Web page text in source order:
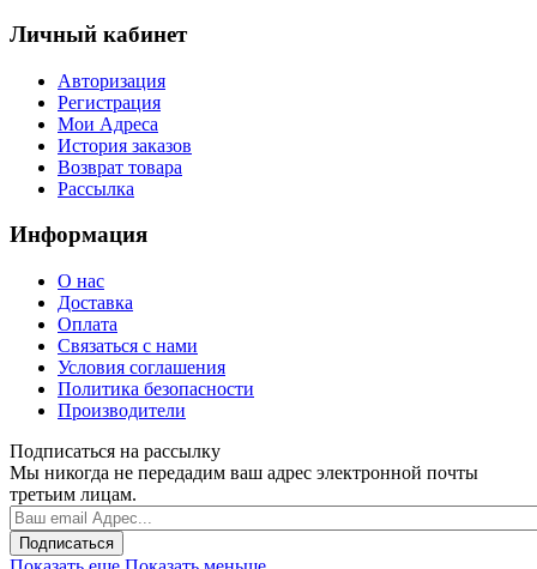
Личный кабинет
Авторизация
Регистрация
Мои Адреса
История заказов
Возврат товара
Рассылка
Информация
О нас
Доставка
Оплата
Связаться с нами
Условия соглашения
Политика безопасности
Производители
Подписаться на рассылку
Мы никогда не передадим ваш адрес электронной почты
третьим лицам.
Подписаться